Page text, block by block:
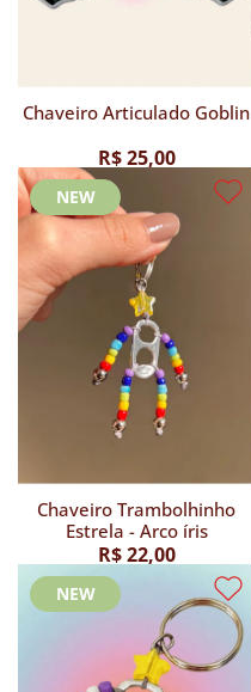
Chaveiro Articulado Goblin
R$ 25,00
NEW
Chaveiro Trambolhinho
Estrela - Arco íris
R$ 22,00
NEW